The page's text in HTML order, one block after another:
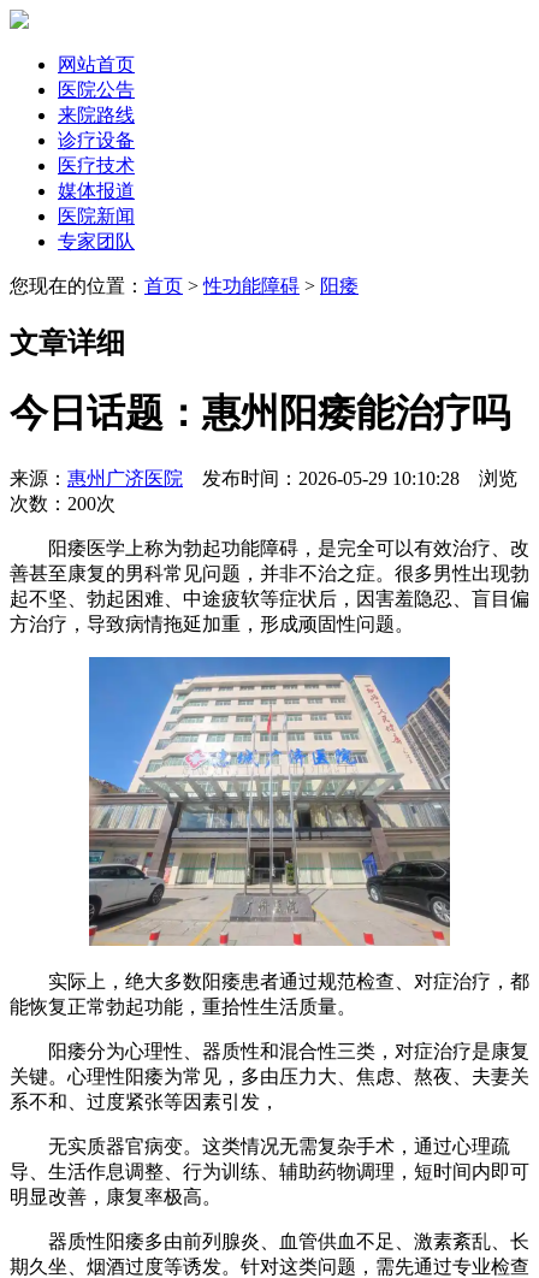
网站首页
医院公告
来院路线
诊疗设备
医疗技术
媒体报道
医院新闻
专家团队
您现在的位置： 首页 >性功能障碍 > 阳痿
文章详细
今日话题：惠州阳痿能治疗吗
来源： 惠州广济医院 发布时间：2026-05-29 10:10:28 浏览
次数： 200次
阳痿医学上称为勃起功能障碍，是完全可以有效治疗、改
善甚至康复的男科常见问题，并非不治之症。很多男性出现勃
起不坚、勃起困难、中途疲软等症状后，因害羞隐忍、盲目偏
方治疗，导致病情拖延加重，形成顽固性问题。
实际上，绝大多数阳痿患者通过规范检查、对症治疗，都
能恢复正常勃起功能，重拾性生活质量。
阳痿分为心理性、器质性和混合性三类，对症治疗是康复
关键。心理性阳痿为常见，多由压力大、焦虑、熬夜、夫妻关
系不和、过度紧张等因素引发，
无实质器官病变。这类情况无需复杂手术，通过心理疏
导、生活作息调整、行为训练、辅助药物调理，短时间内即可
明显改善，康复率极高。
器质性阳痿多由前列腺炎、血管供血不足、激素紊乱、长
期久坐、烟酒过度等诱发。针对这类问题，需先通过专业检查